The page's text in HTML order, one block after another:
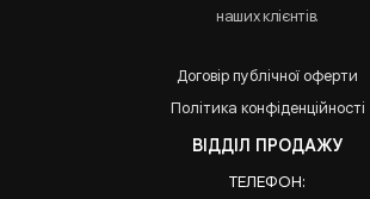
наших клієнтів.
Договір публічної оферти
Політика конфіденційності
ВІДДІЛ ПРОДАЖУ
ТЕЛЕФОН: